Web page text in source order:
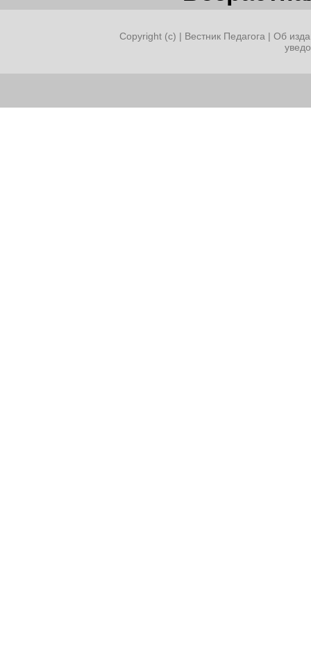
Copyright (c) | Вестник Педагога | Об